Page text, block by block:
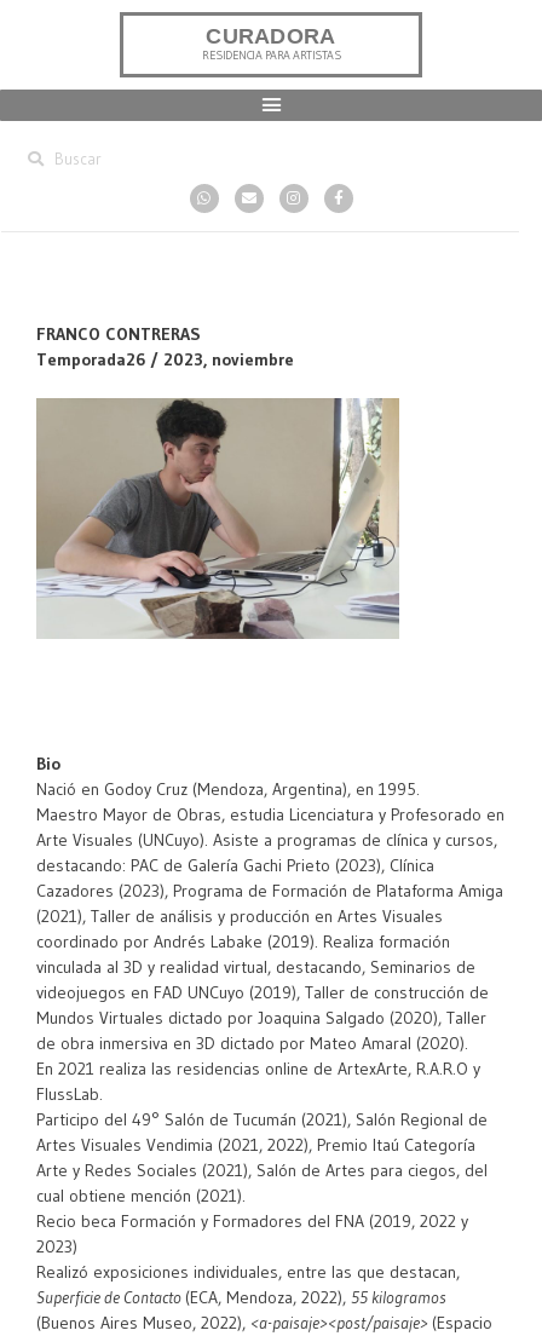
CURADORA
RESIDENCIA PARA ARTISTAS
FRANCO CONTRERAS
Temporada26 / 2023, noviembre
Bio
Nació en Godoy Cruz (Mendoza, Argentina), en 1995.
Maestro Mayor de Obras, estudia Licenciatura y Profesorado en
Arte Visuales (UNCuyo). Asiste a programas de clínica y cursos,
destacando: PAC de Galería Gachi Prieto (2023), Clínica
Cazadores (2023), Programa de Formación de Plataforma Amiga
(2021), Taller de análisis y producción en Artes Visuales
coordinado por Andrés Labake (2019). Realiza formación
vinculada al 3D y realidad virtual, destacando, Seminarios de
videojuegos en FAD UNCuyo (2019), Taller de construcción de
Mundos Virtuales dictado por Joaquina Salgado (2020), Taller
de obra inmersiva en 3D dictado por Mateo Amaral (2020).
En 2021 realiza las residencias online de ArtexArte, R.A.R.O y
FlussLab.
Participo del 49° Salón de Tucumán (2021), Salón Regional de
Artes Visuales Vendimia (2021, 2022), Premio Itaú Categoría
Arte y Redes Sociales (2021), Salón de Artes para ciegos, del
cual obtiene mención (2021).
Recio beca Formación y Formadores del FNA (2019, 2022 y
2023)
Realizó exposiciones individuales, entre las que destacan,
Superficie de Contacto (ECA, Mendoza, 2022), 55 kilogramos
(Buenos Aires Museo, 2022), <a-paisaje><post/paisaje> (Espacio